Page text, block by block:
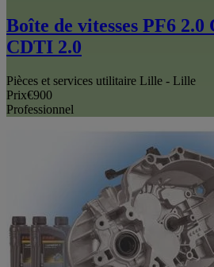
Boîte de vitesses PF6
CDTI 2.0
Pièces et services utilitaire Lille - Lille
Prix€900
Professionnel